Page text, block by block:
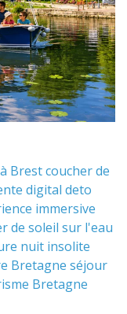
Brestcoucher de
digital deto
immersive
de soleil sur l'eau
nuit insolite
Bretagne séjour
Bretagne